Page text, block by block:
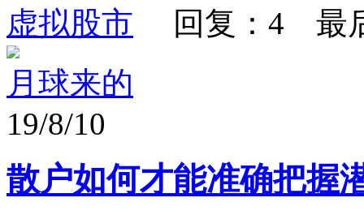
虚拟股市 回复：4 最
月球来的
19/8/10
散户如何才能准确把握